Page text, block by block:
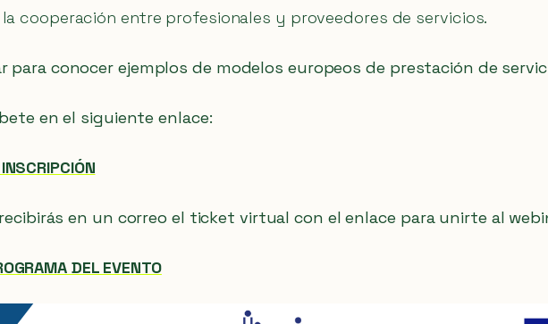
cooperación entre profesionales y proveedores de servicios.
para conocer ejemplos de modelos europeos de prestación de
en el siguiente enlace:
en un correo el ticket virtual con el enlace para unirte al
DEL EVENTO